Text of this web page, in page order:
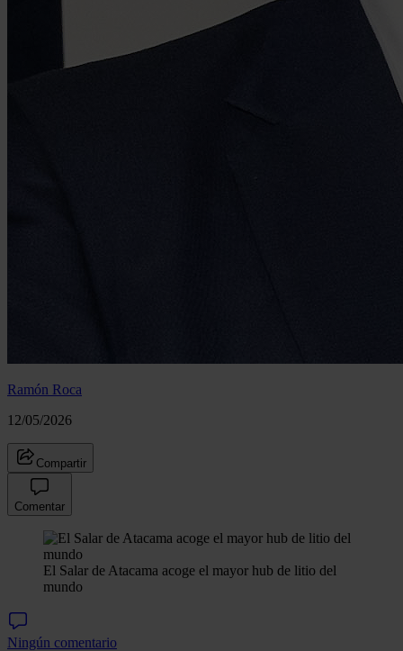
Ramón Roca
12/05/2026
Compartir
Comentar
El Salar de Atacama acoge el mayor hub de litio del
mundo
Ningún comentario